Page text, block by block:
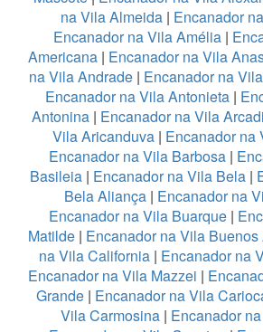
na Vila Almeida | Encanador
Encanador na Vila Amélia |
Americana | Encanador na Vila
na Vila Andrade| Encanador na
Encanador na Vila Antonieta |
Antonina| Encanador na Vila
Vila Aricanduva | Encanador na
Encanador na Vila Barbosa |
Basileia| Encanador na Vila Bela|
Bela Aliança| Encanador na
Encanador na Vila Buarque|
Matilde | Encanador na Vila Buenos
na Vila California | Encanador na
Encanador na Vila Mazzei |
Grande| Encanador na Vila
Vila Carmosina| Encanador